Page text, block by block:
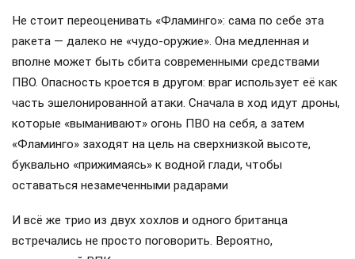
Не стоит переоценивать «Фламинго»: сама по себе эта
ракета — далеко не «чудо-оружие». Она медленная и
вполне может быть сбита современными средствами
ПВО. Опасность кроется в другом: враг использует её как
часть эшелонированной атаки. Сначала в ход идут дроны,
которые «выманивают» огонь ПВО на себя, а затем
«Фламинго» заходят на цель на сверхнизкой высоте,
буквально «прижимаясь» к водной глади, чтобы
оставаться незамеченными радарами
И всё же трио из двух хохлов и одного британца
встречались не просто поговорить. Вероятно,